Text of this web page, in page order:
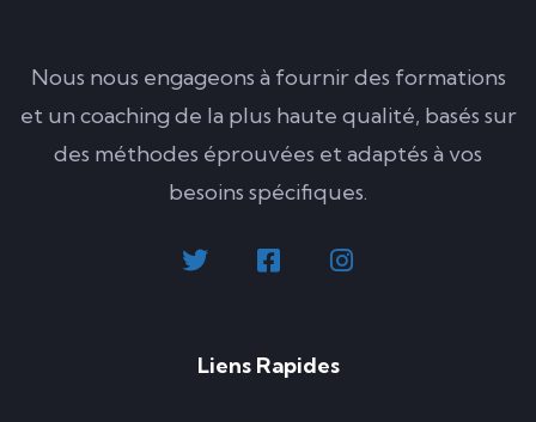
Nous nous engageons à fournir des formations
et un coaching de la plus haute qualité, basés sur
des méthodes éprouvées et adaptés à vos
besoins spécifiques.
Liens Rapides